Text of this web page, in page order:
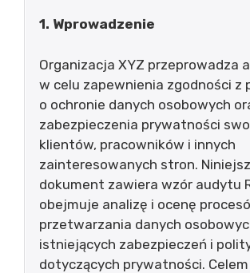
1. Wprowadzenie
Organizacja XYZ przeprowadza
w celu zapewnienia zgodności z
o ochronie danych osobowych
zabezpieczenia prywatności
klientów, pracowników i innych
zainteresowanych stron.
dokument zawiera wzór audytu
obejmuje analizę i ocenę
przetwarzania danych
istniejących zabezpieczeń i
dotyczących prywatności.